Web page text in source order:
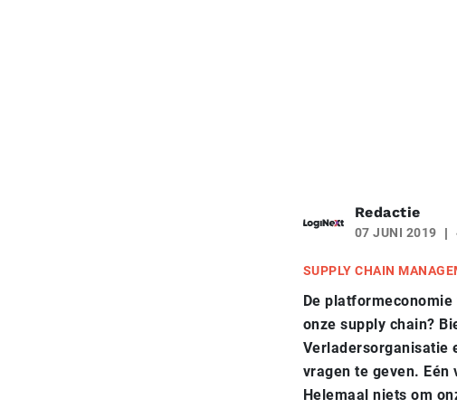
Redactie
07 JUNI 2019
SUPPLY CHAIN
De
onze supply chain?
Verladersorganisatie
vragen te geven. Eén
Helemaal niets om